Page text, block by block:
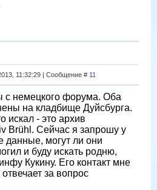
11:32:29 | Сообщение # 11
с немецкого форума. Оба
на кладбище Дуйсбурга.
искал - это архив
Brühl. Сейчас я запрошу у
данные, могут ли они
и буду искать родню,
Кукину. Его контакт мне
за вопрос